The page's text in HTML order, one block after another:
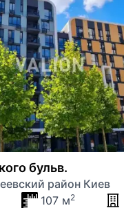
бульв.
район Киев
107 м2